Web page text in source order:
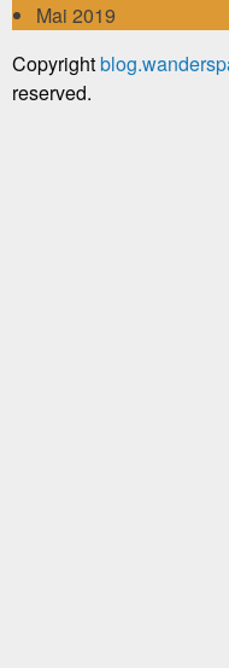
Mai 2019
Copyright
reserved.